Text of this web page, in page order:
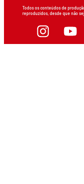
Todos os conteúdos de
reproduzidos, desde que não